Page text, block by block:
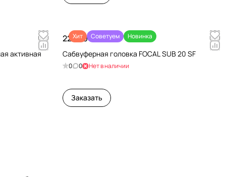
активная
Хит Советуем Новинка
22 680 ₽/шт
Сабвуферная головка FOCAL SUB 20 SF
0 0 Нет в наличии
Заказать